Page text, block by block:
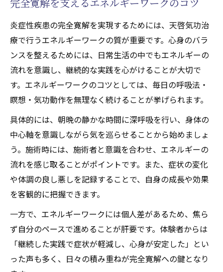
炎症性疾患の完全寛解を実現するためには、天啓気功治
療で行うエネルギーワークの質が重要です。心身のバラ
ンスを整えるためには、日常生活の中でもエネルギーの
流れを意識し、継続的な実践を心がけることが大切で
す。エネルギーワークのコツとしては、毎日の呼吸法・
瞑想・気功動作を無理なく続けることが挙げられます。
具体的には、朝晩の静かな時間に深呼吸を行い、身体の
中心軸を意識しながら気を巡らせることから始めましょ
う。施術時には、施術者と意識を合わせ、エネルギーの
流れを感じ取ることがポイントです。また、症状の変化
や体調の良し悪しを記録することで、自身の成長や効果
を客観的に把握できます。
一方で、エネルギーワークには個人差があるため、焦ら
ず自分のペースで進めることが肝要です。体験者からは
「継続した実践で症状が軽減し、心身が安定した」とい
った声も多く、日々の積み重ねが完全寛解への鍵となり